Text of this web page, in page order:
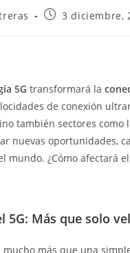
Entrada3 diciembre,
5G transformará la
de conexión
también sectores
nuevas oportunidades,
mundo. ¿Cómo afectará
5G: Más que solo
mucho más que una